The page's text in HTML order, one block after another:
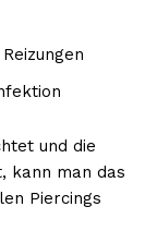
und die
kann man das
Piercings